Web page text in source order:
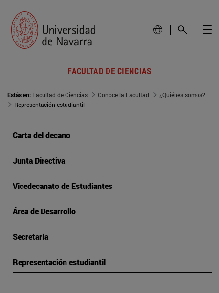
FACULTAD DE CIENCIAS
Estás en: Facultad de Ciencias Conoce la Facultad
¿Quiénes somos?
Representación estudiantil
Carta del decano
Junta Directiva
Vicedecanato de Estudiantes
Área de Desarrollo
Secretaría
Representación estudiantil